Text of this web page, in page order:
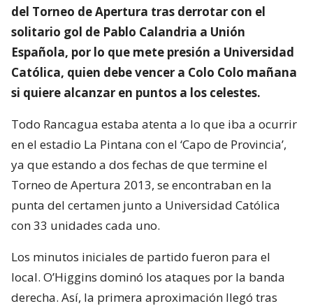
del Torneo de Apertura tras derrotar con el
solitario gol de Pablo Calandria a Unión
Española, por lo que mete presión a Universidad
Católica, quien debe vencer a Colo Colo mañana
si quiere alcanzar en puntos a los celestes.
Todo Rancagua estaba atenta a lo que iba a ocurrir
en el estadio La Pintana con el ‘Capo de Provincia’,
ya que estando a dos fechas de que termine el
Torneo de Apertura 2013, se encontraban en la
punta del certamen junto a Universidad Católica
con 33 unidades cada uno.
Los minutos iniciales de partido fueron para el
local. O’Higgins dominó los ataques por la banda
derecha. Así, la primera aproximación llegó tras